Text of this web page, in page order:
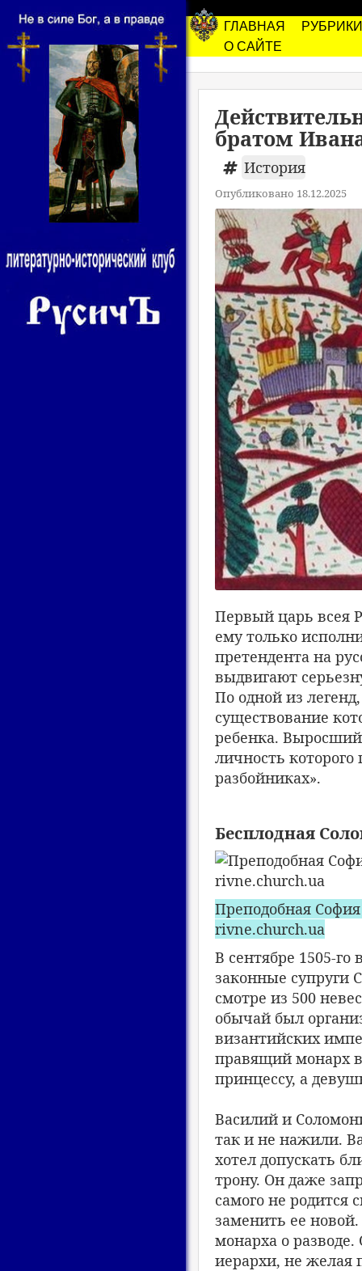
ГЛАВНАЯ
РУБРИКИ
О САЙТЕ
братом
История
Опубликовано 18.12.2025
Первый царь всея
ему только
претендента на
выдвигают
По одной из
существование
ребенка.
личность
разбойниках».
Бесплодная
Преподобная
rivne.church.ua
В сентябре 1505-
законные супруги
смотре из 500
обычай был
византийских
правящий монарх
принцессу, а
Василий и
так и не нажили.
хотел допускать
трону. Он даже
самого не родится
заменить ее
монарха о
иерархи, не желая